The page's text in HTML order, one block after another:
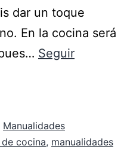
dar un toque
En la cocina será
Seguir
Manualidades
cocina, manualidades